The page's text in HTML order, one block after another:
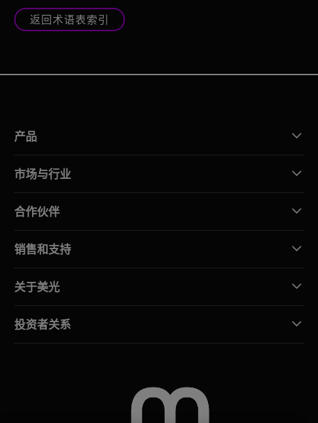
返回术语表索引
产品
市场与行业
合作伙伴
销售和支持
关于美光
投资者关系